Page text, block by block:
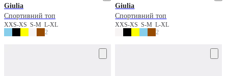
Giulia
Спортивний топ
XXS-XS S-M L-XL
2
Giulia
Спортивний топ
XXS-XSS-ML-XL
2